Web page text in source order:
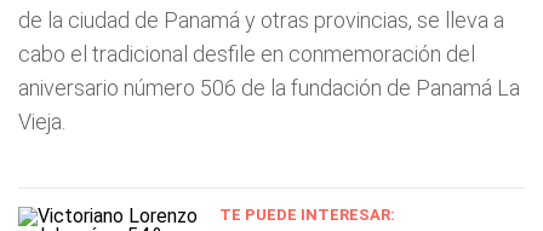
de la ciudad de Panamá y otras provincias, se lleva a
cabo el tradicional desfile en conmemoración del
aniversario número 506 de la fundación de Panamá La
Vieja.
TE PUEDE INTERESAR: